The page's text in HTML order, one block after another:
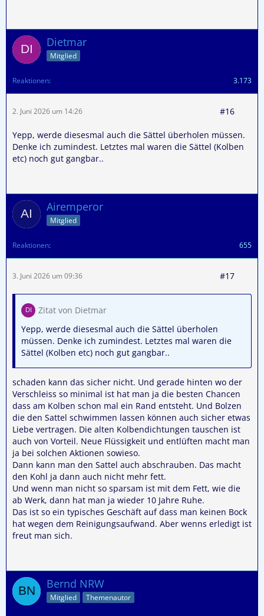
Dietmar
Mitglied
Reaktionen 3.173
2. Juni 2026 um 14:26 #16
Yepp, werde diesesmal auch die Sättel überholen müssen.
Denke ich zumindest. Letztes mal waren die Sättel (Kolben
etc) noch gut gangbar..
Airemperor
Mitglied
Reaktionen 655
3. Juni 2026 um 09:36 #17
Zitat von Dietmar
Yepp, werde diesesmal auch die Sättel überholen
müssen. Denke ich zumindest. Letztes mal waren die
Sättel (Kolben etc) noch gut gangbar..
schaden kann das sicher nicht. Und gerade hinten wo der
Verschleiss so minimal ist hat man ja die besten Chancen
dass am Kolben schon mal ein Rand entsteht. Und Bolzen
die den Sattel schwimmen lassen können auch sicher etwas
Liebe vertragen. Die alten Kolbendichtungen tauschen ist
auch von Vorteil. Neue Flüssigkeit und entlüften macht man
ja bei solchen Aktionen sowieso.
Dann kann man den Sattel auch abschrauben. Das macht
den Kohl ja dann auch nicht mehr fett.
Und wenn man nicht so sparsam ist mit dem Fett, wie die
ab Werk, dann hat man ja wieder 10 Jahre Ruhe.
Das ist so ein typisches Geschäft auf dass man keinen Bock
hat wegen dem Reinigungsaufwand. Aber wenns erledigt ist
freut man sich.
Bernd NRW
Mitglied Themenautor